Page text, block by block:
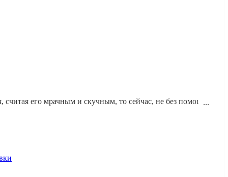
его мрачным и скучным, то сейчас, не без помощи
такого эффекта - расскажем в нашей статье.